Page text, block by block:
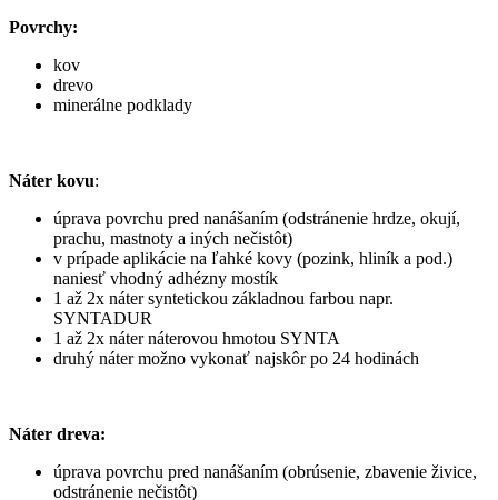
Povrchy:
kov
drevo
minerálne podklady
Náter kovu:
úprava povrchu pred nanášaním (odstránenie hrdze, okují,
prachu, mastnoty a iných nečistôt)
v prípade aplikácie na ľahké kovy (pozink, hliník a pod.)
naniesť vhodný adhézny mostík
1 až 2x náter syntetickou základnou farbou napr.
SYNTADUR
1 až 2x náter náterovou hmotou SYNTA
druhý náter možno vykonať najskôr po 24 hodinách
Náter dreva:
úprava povrchu pred nanášaním (obrúsenie, zbavenie živice,
odstránenie nečistôt)